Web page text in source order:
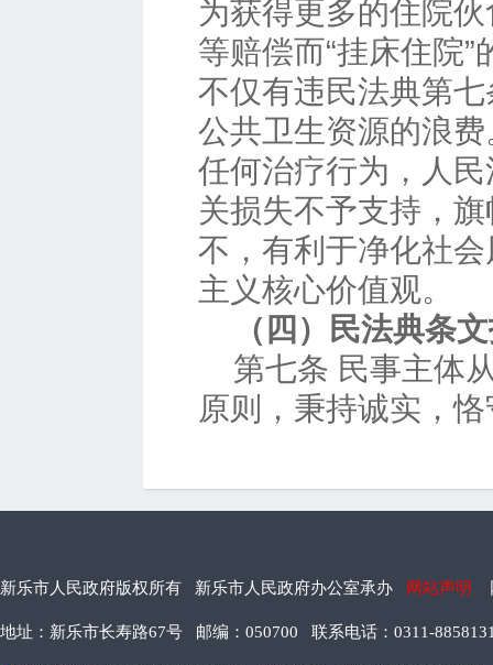
为获得更多的住院
等赔偿而“挂床住院
不仅有违民法典第
公共卫生资源的浪
任何治疗行为，人
关损失不予支持，
不，有利于净化社
主义核心价值观。
（四）民法典条
第七条 民事主体
原则，秉持诚实，